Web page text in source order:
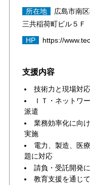
所在地
広島市南
三共稲荷町ビル５Ｆ
HP
https://
支援内容
技術力と現場対
ＩＴ・ネットワ
派遣
業務効率化に向
実施
電力、製造、医
題に対応
請負・受託開発
教育支援を通じ